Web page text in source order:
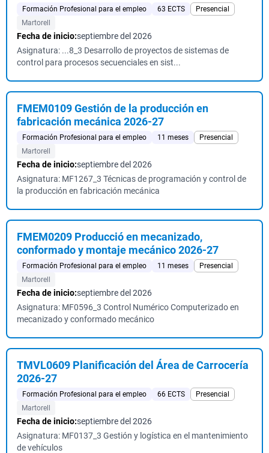
Formación Profesional para el empleo 63 ECTS
Presencial
Martorell
Fecha de inicio:septiembre del 2026
Asignatura: ...8_3 Desarrollo de proyectos de sistemas de
control para procesos secuenciales en sist...
FMEM0109 Gestión de la producción en
fabricación mecánica 2026-27
Formación Profesional para el empleo 11 meses
Presencial
Martorell
Fecha de inicio:septiembre del 2026
Asignatura: MF1267_3 Técnicas de programación y control de
la producción en fabricación mecánica
FMEM0209 Producció en mecanizado,
conformado y montaje mecánico 2026-27
Formación Profesional para el empleo 11 meses
Presencial
Martorell
Fecha de inicio:septiembre del 2026
Asignatura: MF0596_3 Control Numérico Computerizado en
mecanizado y conformado mecánico
TMVL0609 Planificación del Área de Carrocería
2026-27
Formación Profesional para el empleo 66 ECTS
Presencial
Martorell
Fecha de inicio:septiembre del 2026
Asignatura: MF0137_3 Gestión y logística en el mantenimiento
de vehículos